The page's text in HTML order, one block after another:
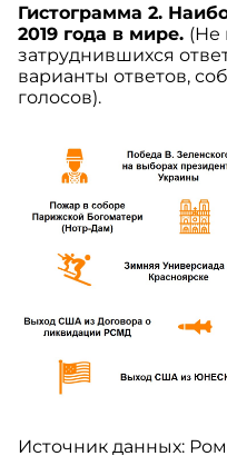
Гистограмма 2.
2019 года в мире. (Не
затруднившихся
варианты ответов,
голосов).
Источник данных: